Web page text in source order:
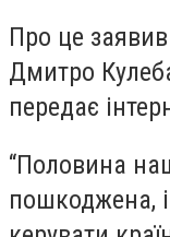
Про це
Дмитро
передає
“Половина
пошкоджена,